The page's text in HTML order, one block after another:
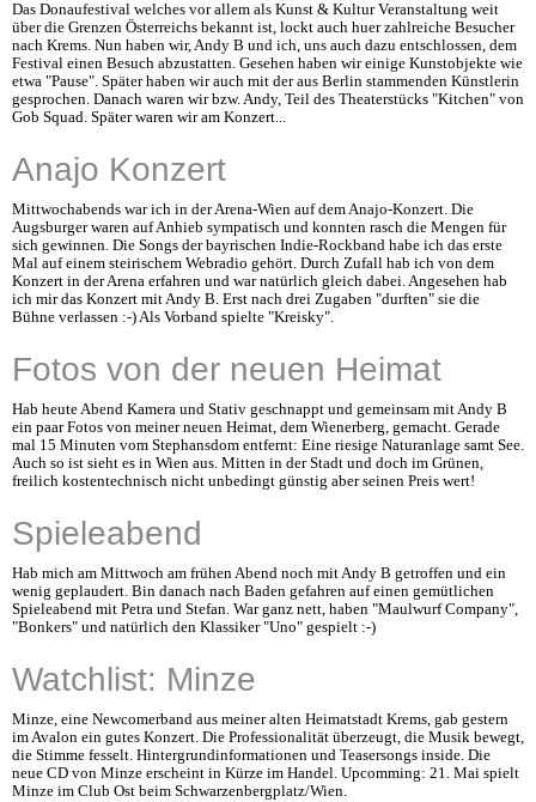
Das Donaufestival welches vor allem als Kunst & Kultur Veranstaltung weit
über die Grenzen Österreichs bekannt ist, lockt auch huer zahlreiche Besucher
nach Krems. Nun haben wir, Andy B und ich, uns auch dazu entschlossen, dem
Festival einen Besuch abzustatten. Gesehen haben wir einige Kunstobjekte wie
etwa "Pause". Später haben wir auch mit der aus Berlin stammenden Künstlerin
gesprochen. Danach waren wir bzw. Andy, Teil des Theaterstücks "Kitchen" von
Gob Squad. Später waren wir am Konzert...
Anajo Konzert
Mittwochabends war ich in der Arena-Wien auf dem Anajo-Konzert. Die
Augsburger waren auf Anhieb sympatisch und konnten rasch die Mengen für
sich gewinnen. Die Songs der bayrischen Indie-Rockband habe ich das erste
Mal auf einem steirischem Webradio gehört. Durch Zufall hab ich von dem
Konzert in der Arena erfahren und war natürlich gleich dabei. Angesehen hab
ich mir das Konzert mit Andy B. Erst nach drei Zugaben "durften" sie die
Bühne verlassen :-) Als Vorband spielte "Kreisky".
Fotos von der neuen Heimat
Hab heute Abend Kamera und Stativ geschnappt und gemeinsam mit Andy B
ein paar Fotos von meiner neuen Heimat, dem Wienerberg, gemacht. Gerade
mal 15 Minuten vom Stephansdom entfernt: Eine riesige Naturanlage samt See.
Auch so ist sieht es in Wien aus. Mitten in der Stadt und doch im Grünen,
freilich kostentechnisch nicht unbedingt günstig aber seinen Preis wert!
Spieleabend
Hab mich am Mittwoch am frühen Abend noch mit Andy B getroffen und ein
wenig geplaudert. Bin danach nach Baden gefahren auf einen gemütlichen
Spieleabend mit Petra und Stefan. War ganz nett, haben "Maulwurf Company",
"Bonkers" und natürlich den Klassiker "Uno" gespielt :-)
Watchlist: Minze
Minze, eine Newcomerband aus meiner alten Heimatstadt Krems, gab gestern
im Avalon ein gutes Konzert. Die Professionalität überzeugt, die Musik bewegt,
die Stimme fesselt. Hintergrundinformationen und Teasersongs inside. Die
neue CD von Minze erscheint in Kürze im Handel. Upcomming: 21. Mai spielt
Minze im Club Ost beim Schwarzenbergplatz/Wien.